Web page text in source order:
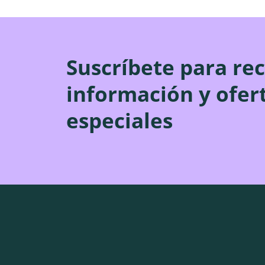
Suscríbete para
información y
especiales